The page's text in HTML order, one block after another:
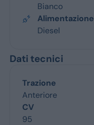
Bianco
Alimentazione
Diesel
Dati tecnici
Trazione
Anteriore
CV
95